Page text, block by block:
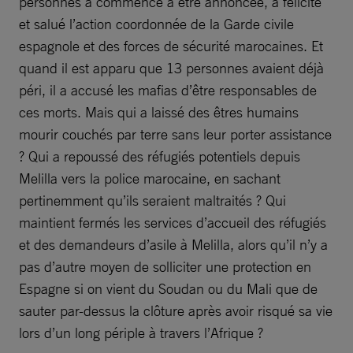
et salué l’action coordonnée de la Garde civile
espagnole et des forces de sécurité marocaines. Et
quand il est apparu que 13 personnes avaient déjà
péri, il a accusé les mafias d’être responsables de
ces morts. Mais qui a laissé des êtres humains
mourir couchés par terre sans leur porter assistance
? Qui a repoussé des réfugiés potentiels depuis
Melilla vers la police marocaine, en sachant
pertinemment qu’ils seraient maltraités ? Qui
maintient fermés les services d’accueil des réfugiés
et des demandeurs d’asile à Melilla, alors qu’il n’y a
pas d’autre moyen de solliciter une protection en
Espagne si on vient du Soudan ou du Mali que de
sauter par-dessus la clôture après avoir risqué sa vie
lors d’un long périple à travers l’Afrique ?